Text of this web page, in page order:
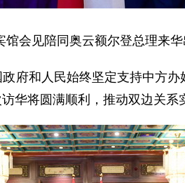
会见陪同奥云额尔登总理来
府和人民始终坚定支持中方
华将圆满顺利，推动双边关系